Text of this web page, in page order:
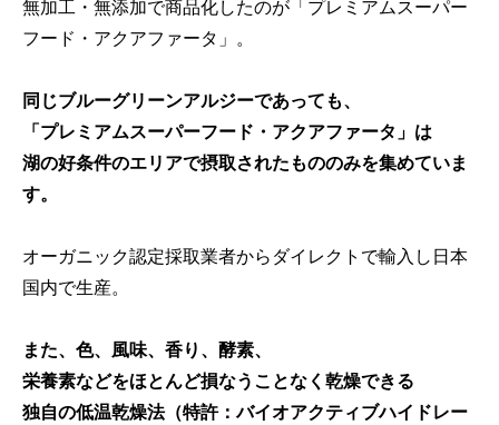
無加工・無添加で商品化したのが「プレミアムスーパー
フード・アクアファータ」。
同じブルーグリーンアルジーであっても、
「プレミアムスーパーフード・アクアファータ」は
湖の好条件のエリアで摂取されたもののみを集めていま
す。
オーガニック認定採取業者からダイレクトで輸入し日本
国内で生産。
また、色、風味、香り、酵素、
栄養素などをほとんど損なうことなく乾燥できる
独自の低温乾燥法（特許：バイオアクティブハイドレー